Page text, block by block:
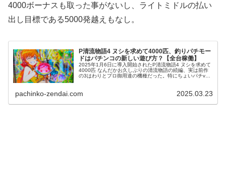
4000ボーナスも取った事がないし、ライトミドルの払い
出し目標である5000発越えもなし。
P清流物語4 ヌシを求めて4000匹、釣りパチモー
ドはパチンコの新しい遊び方？【全台稼働】
2025年1月6日に導入開始されたP清流物語4 ヌシを求めて
4000匹 なんだかお久しぶりの清流物語の続編、実は前作
の3はわりとプロ御用達の機種だった。特にちょいパチver
pachinko-zendai.com 2025.03.23